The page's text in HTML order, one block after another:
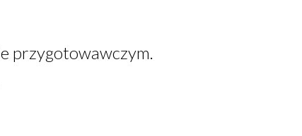
przygotowawczym.